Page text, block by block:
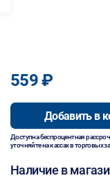
559 ₽
Добавить в
Доступна беспроцентная
уточняйте на кассах в торговых
Наличие в